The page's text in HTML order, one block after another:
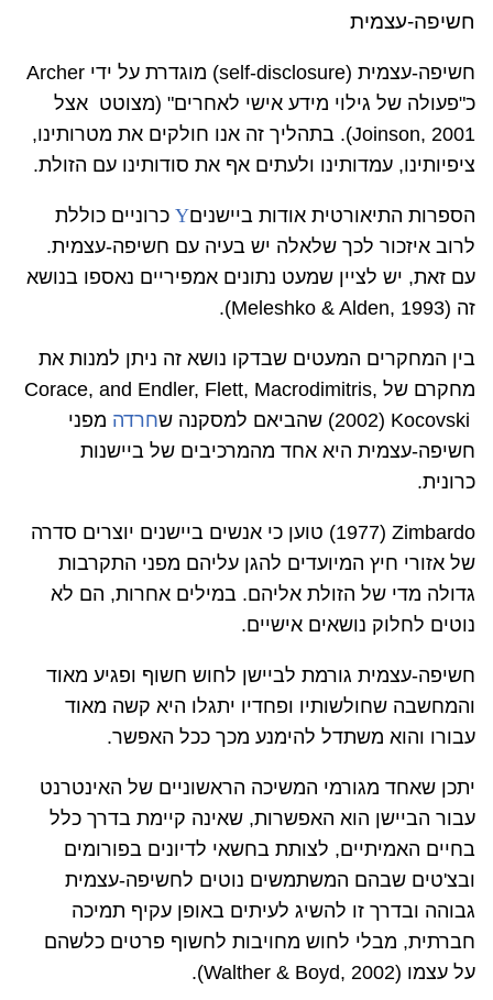
חשיפה-עצמית
חשיפה-עצמית ((self-disclosure מוגדרת על ידי Archer
כ"פעולה של גילוי מידע אישי לאחרים" (מצוטט אצל
Joinson, 2001). בתהליך זה אנו חולקים את מטרותינו,
ציפיותינו, עמדותינו ולעתים אף את סודותינו עם הזולת.
הספרות התיאורטית אודות ביישניםY כרוניים כוללת
לרוב איזכור לכך שלאלה יש בעיה עם חשיפה-עצמית.
עם זאת, יש לציין שמעט נתונים אמפיריים נאספו בנושא
זה ((Meleshko & Alden, 1993
.
בין המחקרים המעטים שבדקו נושא זה ניתן למנות את
מחקרם של Endler, Flett, Macrodimitris,
Corace, and
Kocovski (2002) שהביאם למסקנה ש חרדה מפני
חשיפה-עצמית היא אחד מהמרכיבים של ביישנות
כרונית.
Zimbardo
(
1977) טוען כי אנשים ביישנים יוצרים סדרה
של אזורי חיץ המיועדים להגן עליהם מפני התקרבות
גדולה מדי של הזולת אליהם. במילים אחרות, הם לא
נוטים לחלוק נושאים אישיים.
חשיפה-עצמית גורמת לביישן לחוש חשוף ופגיע מאוד
והמחשבה שחולשותיו ופחדיו יתגלו היא קשה מאוד
עבורו והוא משתדל להימנע מכך ככל האפשר.
יתכן שאחד מגורמי המשיכה הראשוניים של האינטרנט
עבור הביישן הוא האפשרות, שאינה קיימת בדרך כלל
בחיים האמיתיים, לצותת בחשאי לדיונים בפורומים
ובצ'טים שבהם המשתמשים נוטים לחשיפה-עצמית
גבוהה ובדרך זו להשיג לעיתים באופן עקיף תמיכה
חברתית, מבלי לחוש מחויבות לחשוף פרטים כלשהם
על עצמו (Walther & Boyd, 2002
).